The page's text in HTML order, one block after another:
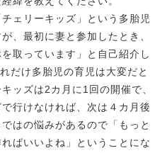
ェリーキッズ」という多胎児
、最初に妻と参加したとき、
取っています」と自己紹介し
だけ多胎児の育児は大変だと
ッズは2カ月に1回の開催で、
行けなければ、次は４カ月後
はの悩みがあるので「もっと
ばいいよね」ということにな